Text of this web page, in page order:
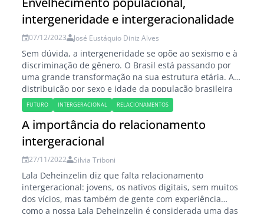
intergeneridade e intergeracionalidade
07/12/2023 José Eustáquio Diniz Alves
Sem dúvida, a intergeneridade se opõe ao sexismo e à
discriminação de gênero. O Brasil está passando por
uma grande transformação na sua estrutura etária. A
distribuição por sexo e idade da população brasileira
(também conhecida como pirâmide etária ou pirâmide
populacional) ficou mais ou menos estável durante 470
anos da história do Brasil. Mas…
FUTURO INTERGERACIONAL RELACIONAMENTOS
A importância do relacionamento
intergeracional
27/11/2022 Silvia Triboni
Lala Deheinzelin diz que falta relacionamento
intergeracional: jovens, os nativos digitais, sem muitos
dos vícios, mas também de gente com experiência
como a nossa Lala Deheinzelin é considerada uma das